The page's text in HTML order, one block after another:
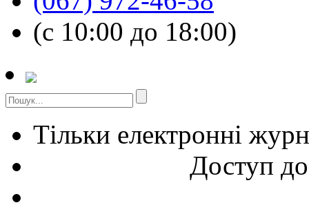
(с 10:00 до 18:00)
Тільки електронні
Доступ